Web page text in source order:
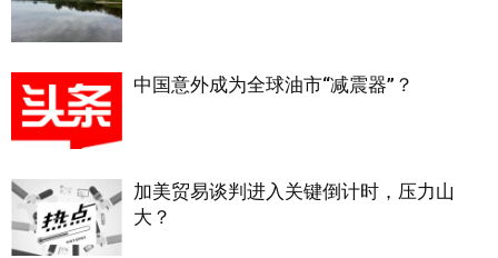
中国意外成为全球油市“减震器”？
加美贸易谈判进入关键倒计时，压力山
大？